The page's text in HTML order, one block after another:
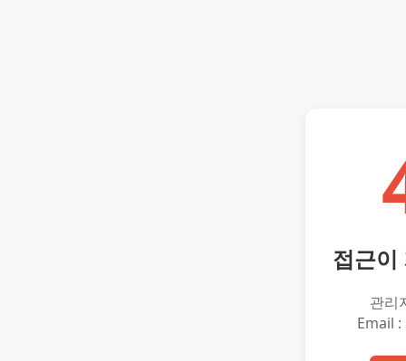
접근이
관리
Email